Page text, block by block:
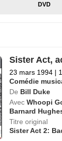
DVD
Sister Act,
23 mars 1994 |
Comédie
De Bill Duke
Avec Whoopi
Barnard
Titre original
Sister Act 2: